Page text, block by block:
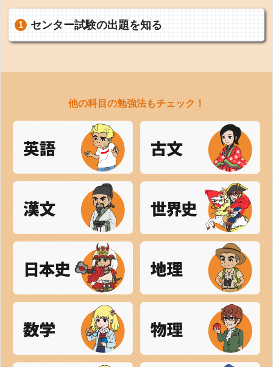
センター試験の出題を知る
他の科目の勉強法もチェック！